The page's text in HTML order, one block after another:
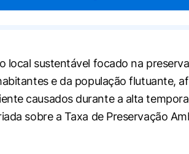
local sustentável focado na
e da população flutuante,
causados durante a alta
sobre a Taxa de Preservação